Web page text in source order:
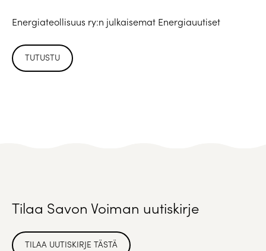
Energiateollisuus ry:n julkaisemat Energiauutiset
TUTUSTU
Tilaa Savon Voiman uutiskirje
TILAA UUTISKIRJE TÄSTÄ